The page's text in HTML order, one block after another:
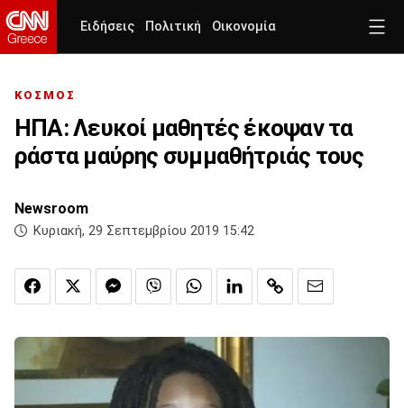
Ειδήσεις Πολιτική Οικονομία
ΚΟΣΜΟΣ
ΗΠΑ: Λευκοί μαθητές έκοψαν τα
ράστα μαύρης συμμαθήτριάς τους
Newsroom
Κυριακή, 29 Σεπτεμβρίου 2019 15:42